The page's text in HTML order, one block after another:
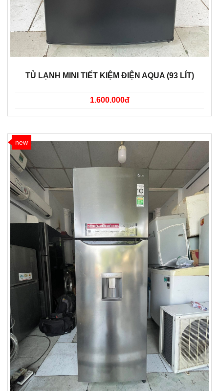
TỦ LẠNH MINI TIẾT KIỆM ĐIỆN AQUA (93 LÍT)
1.600.000đ
new